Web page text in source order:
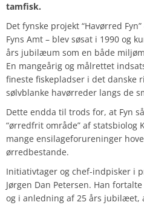
tamfisk.
Det fynske projekt “Havørred
Fyns Amt – blev søsat i 1990 og
års jubilæum som en både
En mangeårig og målrettet
fineste fiskepladser i det danske
sølvblanke havørreder langs de
Dette endda til trods for, at Fyn
“ørredfrit område” af statsbiolog
mange ensilageforureninger
ørredbestande.
Initiativtager og chef-indpisker i
Jørgen Dan Petersen. Han
og i anledning af 25 års jubilæet,